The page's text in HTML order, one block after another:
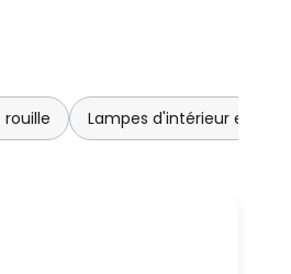
Lampes d'intérieur en